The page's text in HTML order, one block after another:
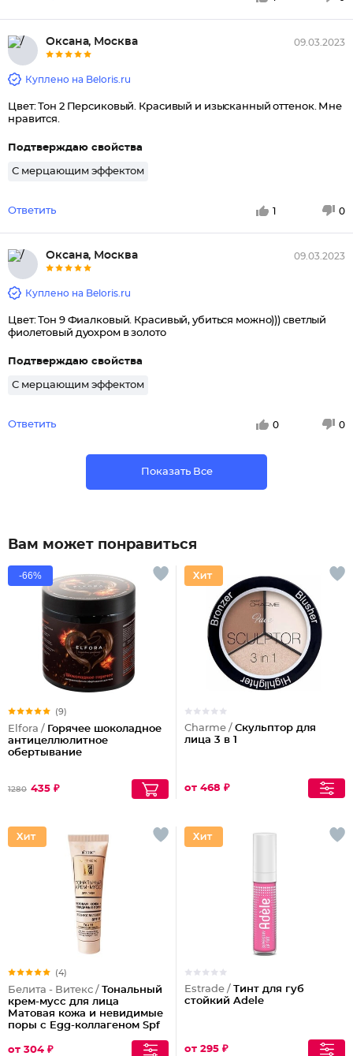
Оксана, Москва 09.03.2023
Куплено на Beloris.ru
Цвет: Тон 2 Персиковый. Красивый и изысканный оттенок. Мне
нравится.
Подтверждаю свойства
С мерцающим эффектом
Ответить 1 0
Оксана, Москва 09.03.2023
Куплено на Beloris.ru
Цвет: Тон 9 Фиалковый. Красивый, убиться можно))) светлый
фиолетовый дуохром в золото
Подтверждаю свойства
С мерцающим эффектом
Ответить 0 0
Показать Все
Вам может понравиться
-66%
(9)
Elfora / Горячее шоколадное
антицеллюлитное
обертывание
1280 435 ₽
Charme / Скульптор для
лица 3 в 1
от 468 ₽
(4)
Белита - Витекс / Тональный
крем-мусс для лица
Матовая кожа и невидимые
поры с Egg-коллагеном Spf
от 304 ₽
Estrade / Тинт для губ
стойкий Adele
от 295 ₽